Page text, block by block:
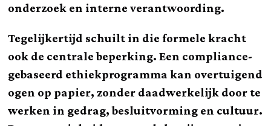
onderzoek en interne verantwoording.
Tegelijkertijd schuilt in die formele kracht
ook de centrale beperking. Een compliance-
gebaseerd ethiekprogramma kan overtuigend
ogen op papier, zonder daadwerkelijk door te
werken in gedrag, besluitvorming en cultuur.